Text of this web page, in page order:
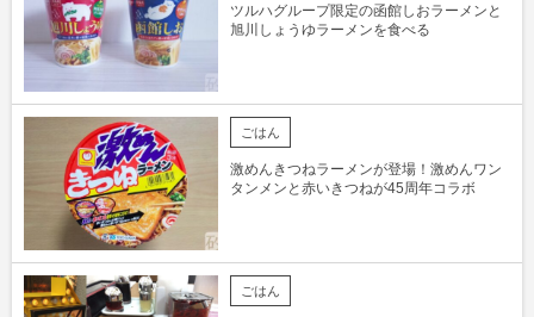
ツルハグループ限定の函館しおラーメンと
旭川しょうゆラーメンを食べる
ごはん
激めんきつねラーメンが登場！激めんワン
タンメンと赤いきつねが45周年コラボ
ごはん